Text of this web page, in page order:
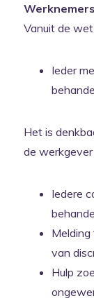
Vanuit de
Ieder
Het is
de
Iedere
van
Hulp